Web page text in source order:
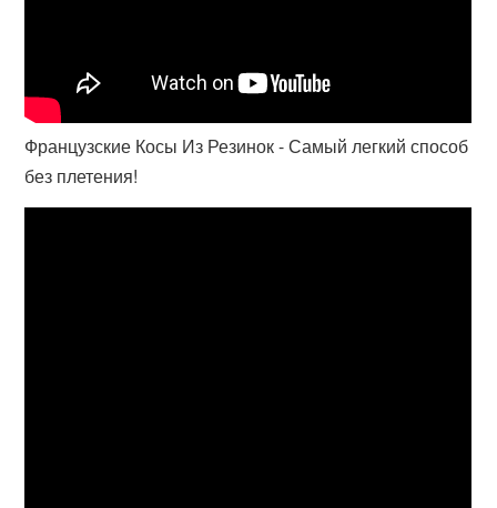
Французские Косы Из Резинок - Самый легкий способ
без плетения!